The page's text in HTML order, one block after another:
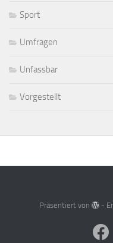
Sport
Umfragen
Unfassbar
Vorgestellt
Präsentiert von -